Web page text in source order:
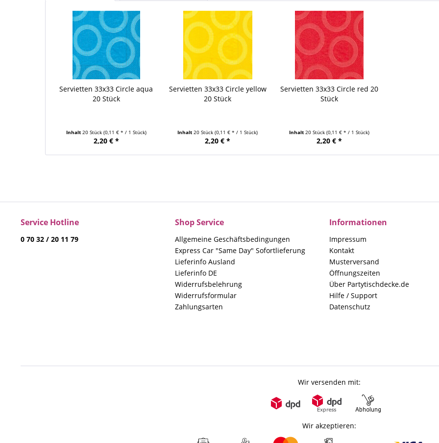
Servietten 33x33 Circle aqua
20 Stück
Inhalt 20 Stück (0,11 € * / 1 Stück)
2,20 € *
Servietten 33x33 Circle yellow
20 Stück
Inhalt20 Stück(0,11 € * / 1 Stück)
2,20 € *
Servietten 33x33 Circle red 20
Stück
Inhalt 20 Stück (0,11 € * / 1 Stück)
2,20 € *
Service Hotline
0 70 32 / 20 11 79
Shop Service
Allgemeine Geschäftsbedingungen
Express Car "Same Day" Sofortlieferung
Lieferinfo Ausland
Lieferinfo DE
Widerrufsbelehrung
Widerrufsformular
Zahlungsarten
Informationen
Impressum
Kontakt
Musterversand
Öffnungszeiten
Über Partytischdecke.de
Hilfe / Support
Datenschutz
Wir versenden mit:
Wir akzeptieren: